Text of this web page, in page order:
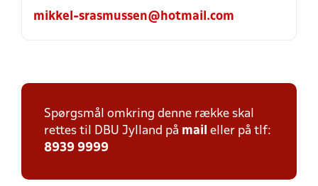
mikkel-srasmussen@hotmail.com
Spørgsmål omkring denne række skal
rettes til DBU Jylland på mail eller på tlf:
8939 9999